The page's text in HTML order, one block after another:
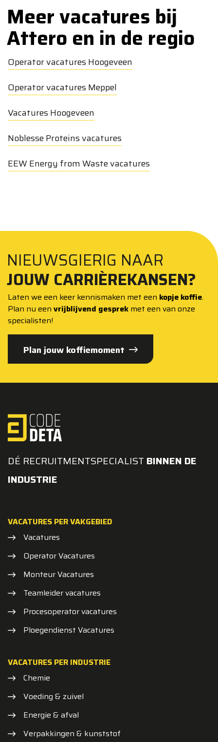
Meer vacatures bij
Attero en in de regio
Operator vacatures Hoogeveen
Operator vacatures Meppel
Vacatures Hoogeveen
Noblesse Proteins vacatures
EEW Energy from Waste vacatures
NIEUWSGIERIG NAAR
JOUW CARRIÈREKANSEN?
Laten we een keer kennismaken met een kopje koffie.
Plan nu een vrijblijvend gesprek met een van onze
specialisten!
Plan jouw koffiemoment
DÉ RECRUITMENTSPECIALIST BINNEN DE
INDUSTRIE
VACATURES PER VAKGEBIED
Vacatures
Operator Vacatures
Monteur Vacatures
Teamleider vacatures
Procesoperator vacatures
Ploegendienst Vacatures
VACATURES PER INDUSTRIE
Chemie
Voeding & zuivel
Energie & afval
Verpakkingen & kunststof